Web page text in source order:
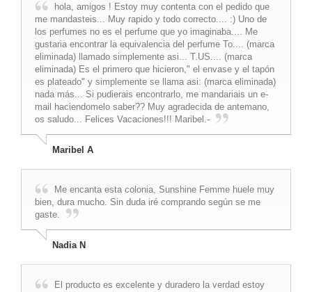
hola, amigos ! Estoy muy contenta con el pedido que
me mandasteis... Muy rapido y todo correcto.... :) Uno de
los perfumes no es el perfume que yo imaginaba.... Me
gustaria encontrar la equivalencia del perfume To.... (marca
eliminada) llamado simplemente asi... T.US.... (marca
eliminada) Es el primero que hicieron," el envase y el tapón
es plateado" y simplemente se llama asi: (marca eliminada)
nada más... Si pudierais encontrarlo, me mandariais un e-
mail haciendomelo saber?? Muy agradecida de antemano,
os saludo... Felices Vacaciones!!! Maribel.-
Maribel A
Me encanta esta colonia, Sunshine Femme huele muy
bien, dura mucho. Sin duda iré comprando según se me
gaste.
Nadia N
El producto es excelente y duradero la verdad estoy